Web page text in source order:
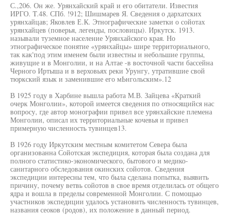
С.,206. Он же. Урянхайский край и его обитатели. Известия
ИРГО. T.48. СПб. !912; Шишмарев Я. Сведения о дархатских
урянхайцав; Яковлев Е.К. Этнографические заметки о сойотах
урянхайцев (поверья, легенды, пословицы). Иркутск. 1913.
называли туземное население Урянхайского края. Но
этнографическое понятие «урянхайцы» шире территориального,
так как'под этим именем были известны и небольшие группы,
живущие и в Монголии, и на Алтае -в восточной части бассейна
Черного Иртыша и в верховьях реки Урунгу, утратившие свой
тюркский язык и заменившие его мЬнгольским».12
В 1925 году в Харбине вышла работа М.В. Зайцева «Краткий
очерк Монголии», которой имеется сведения по относящийся нас
вопросу, где автор монографии привел все урянхайские племена
Монголии, описал их территориальные кочевья и привел
примерную численность тувинцев13.
В 1926 году Иркутским местным комитетом Севера была
организованна Сойотская экспедиция, которая была создана для
полного статистико-экономического, бытового и медико-
санитарного обследования окинских сойотов. Сведения
экспедиции интересны тем, что была сделана попытка, выявить
причину, почему ветвь сойотов в свое время отделилась от общего
ядра и вошла в пределы современной Монголии. С помощью
участников экспедиции удалось установить численность тувинцев,
названия сеоков (родов), их положение в данный период.